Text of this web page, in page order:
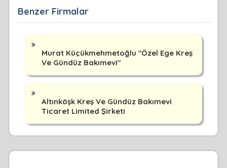
Benzer Firmalar
Murat Küçükmehmetoğlu "Özel Ege Kreş
Ve Gündüz Bakımevi"
Altınköşk Kreş Ve Gündüz Bakımevi
Ticaret Limited Şirketi